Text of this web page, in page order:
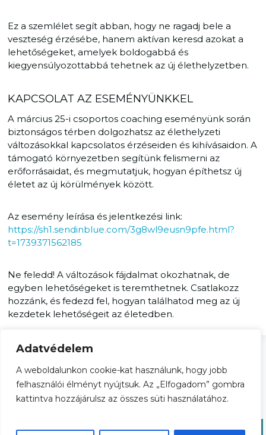
Adatvédelem
A weboldalunkon cookie-kat használunk, hogy jobb
felhasználói élményt nyújtsuk. Az „Elfogadom” gombra
kattintva hozzájárulsz az összes süti használatához.
Ez a szemlélet segít abban, hogy ne ragadj bele a
veszteség érzésébe, hanem aktívan keresd azokat a
lehetőségeket, amelyek boldogabbá és
kiegyensúlyozottabbá tehetnek az új élethelyzetben.
KAPCSOLAT AZ ESEMÉNYÜNKKEL
A március 25-i csoportos coaching eseményünk során
biztonságos térben dolgozhatsz az élethelyzeti
változásokkal kapcsolatos érzéseiden és kihívásaidon. A
támogató környezetben segítünk felismerni az
erőforrásaidat, és megmutatjuk, hogyan építhetsz új
életet az új körülmények között.
Az esemény leírása és jelentkezési link:
https://sh1.sendinblue.com/3g8wl9eusn9pfe.html?
t=1739371562185
Ne feledd! A változások fájdalmat okozhatnak, de
egyben lehetőségeket is teremthetnek. Csatlakozz
hozzánk, és fedezd fel, hogyan találhatod meg az új
kezdetek lehetőségeit az életedben.
Általános Szerződési Feltételek